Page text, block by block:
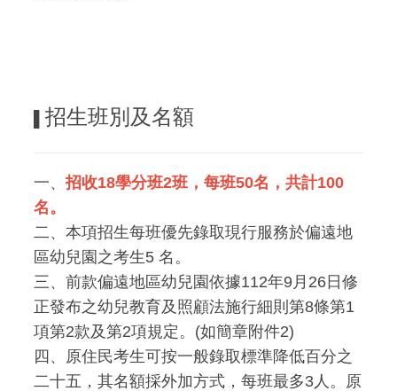
招生班別及名額
一、 招收18學分班2班，每班50名，共計100
名。
二、本項招生每班優先錄取現行服務於偏遠地
區幼兒園之考生5 名。
三、前款偏遠地區幼兒園依據112年9月26日修
正發布之幼兒教育及照顧法施行細則第8條第1
項第2款及第2項規定。(如簡章附件2)
四、原住民考生可按一般錄取標準降低百分之
二十五，其名額採外加方式，每班最多3人。原